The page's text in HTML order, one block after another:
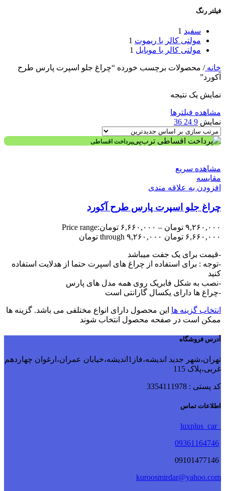
فیلتر رنگ
سفید 1
مولتی کالر با ریموت 1
مولتی کالر با موبایل 1
خانه/ محصولات برچسب خورده “چراغ جلو اسپرت پارس طرح
آکورد”
نمایش یک نتیجه
مشاهده فیلترها
نمایش 9
24
36
پرداخت اقساطی
مشاهده سریع
مقایسه
افزودن به علاقه مندی
چراغ جلو اسپرت پارس طرح آکورد
۹,۲۶۰,۰۰۰ تومان – ۶,۶۶۰,۰۰۰ تومانPrice range:
۶,۶۶۰,۰۰۰ تومان through ۹,۲۶۰,۰۰۰ تومان
-قیمت برای یک جفت میباشد
-توجه : برای استفاده از چراغ های اسپرت حتما از هدلایت استفاده
کنید
-نصب به شکل فابریک روی همه مدل های پارس
-چراغ ها دارای یکسال گارانتی است
انتخاب گزینه ها این محصول دارای انواع مختلفی می باشد. گزینه ها
ممکن است در صفحه محصول انتخاب شوند
آدرس فروشگاه
تهران،شهر جدید اندیشه،فاز1اندیشه،خیابان عمران،ارغوان چهاردهم
غربی،پلاک 115
کد پستی : 3354111978
اطلاعات تماس
09361164746
kuroosmirdar@yahoo.com